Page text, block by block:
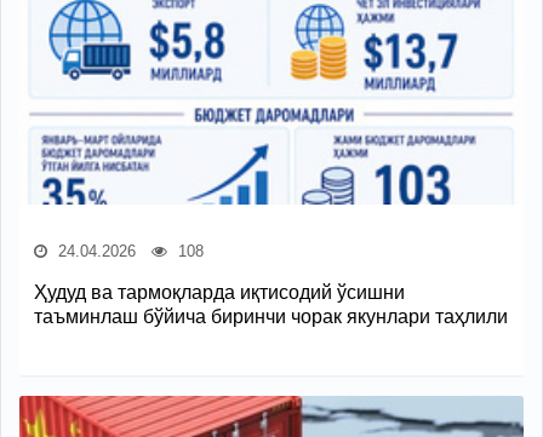
24.04.2026 108
Ҳудуд ва тармоқларда иқтисодий ўсишни
таъминлаш бўйича биринчи чорак якунлари таҳлили